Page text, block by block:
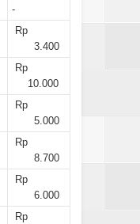
-
Rp
3.400
Rp
10.000
Rp
5.000
Rp
8.700
Rp
6.000
Rp